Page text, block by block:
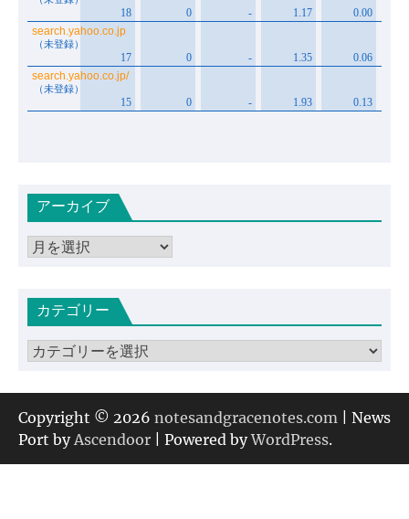
アーカイブ
ア
イカテゴリー
カ
ゴ
リ
ー
Copyright © 2026 notesandgracenotes.com | News
Port byAscendoor | Powered byWordPress.